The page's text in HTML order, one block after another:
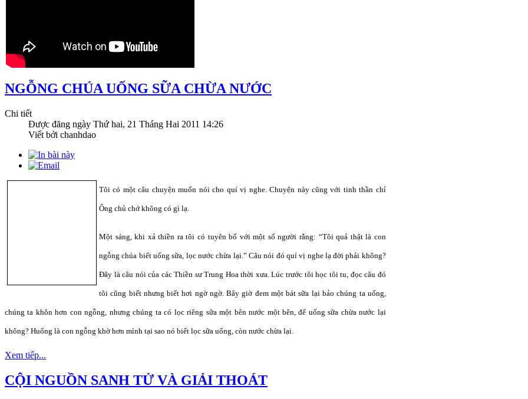
NGỖNG CHÚA UỐNG SỮA CHỪA NƯỚC
Chi tiết
Được đăng ngày Thứ hai, 21 Tháng Hai 2011 14:26
Viết bởi chanhdao
Tôi có một câu chuyện muốn nói cho quí vị nghe. Chuyện này cũng với tinh thần chỉ
Ông chủ chớ không có gì lạ.
Một sáng, khi xả thiền ra tôi có tuyên bố với một số người rằng: “Tôi quả thật là con
ngỗng chúa biết uống sữa, lọc nước chừa lại.” Câu nói đó quí vị nghe lạ đời phải không?
Đây là câu nói của các Thiền sư Trung Hoa thời xưa. Lúc trước tôi học tôi tu, đọc câu đó
tôi cũng biết nhưng biết hơi ngờ ngờ. Bây giờ đem một bát sữa lại bảo chúng ta uống,
chúng ta khôn hơn con ngỗng, nhưng chúng ta có lọc riêng sữa một bên nước một bên, để uống sữa chừa nước lại
không? Huống là con ngỗng khờ hơn mình tại sao nó biết lọc sữa uống, còn nước chừa lại.
Xem tiếp...
CỘI NGUỒN SANH TỬ VÀ GIẢI THOÁT